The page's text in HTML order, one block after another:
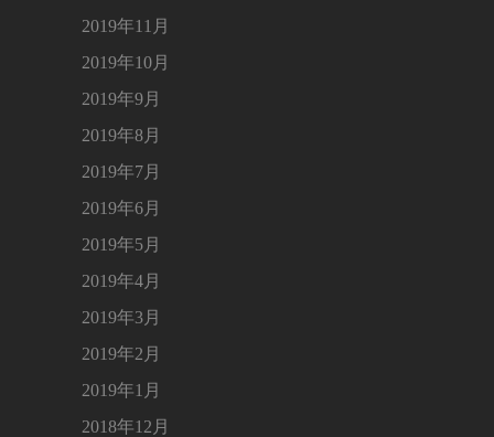
2019年11月
2019年10月
2019年9月
2019年8月
2019年7月
2019年6月
2019年5月
2019年4月
2019年3月
2019年2月
2019年1月
2018年12月